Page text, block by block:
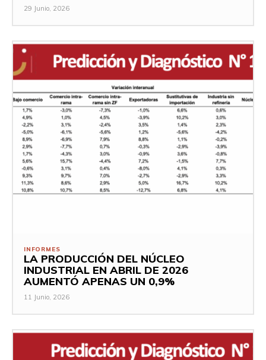
29 Junio, 2026
INFORMES
LA PRODUCCIÓN DEL NÚCLEO
INDUSTRIAL EN ABRIL DE 2026
AUMENTÓ APENAS UN 0,9%
11 Junio, 2026